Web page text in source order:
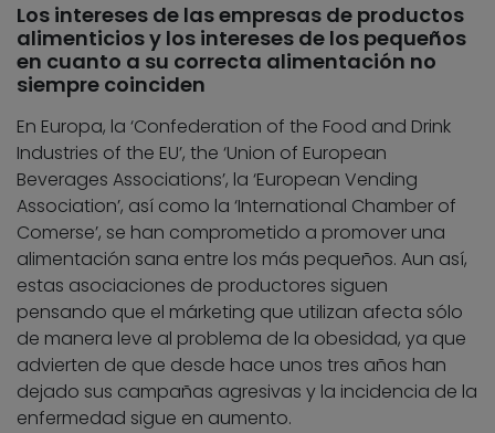
Los intereses de las empresas de productos
alimenticios y los intereses de los pequeños
en cuanto a su correcta alimentación no
siempre coinciden
En Europa, la ‘Confederation of the Food and Drink
Industries of the EU’, the ‘Union of European
Beverages Associations’, la ‘European Vending
Association’, así como la ‘International Chamber of
Comerse’, se han comprometido a promover una
alimentación sana entre los más pequeños. Aun así,
estas asociaciones de productores siguen
pensando que el márketing que utilizan afecta sólo
de manera leve al problema de la obesidad, ya que
advierten de que desde hace unos tres años han
dejado sus campañas agresivas y la incidencia de la
enfermedad sigue en aumento.